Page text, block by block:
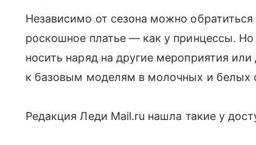
Независимо от сезона можно
роскошное платье —как у принцессы.
носить наряд на другие мероприятия
к базовым моделям в молочных и белых
Редакция Леди Mail.ru нашла такие у